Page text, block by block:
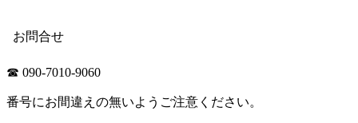
お問合せ
☎ 090-7010-9060
番号にお間違えの無いようご注意ください。